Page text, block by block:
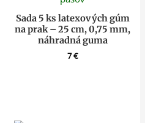
Sada 5 ks latexových gúm
na prak – 25 cm, 0,75 mm,
náhradná guma
7€